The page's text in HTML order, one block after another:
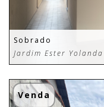
Sobrado
Jardim Ester Yolanda
Venda